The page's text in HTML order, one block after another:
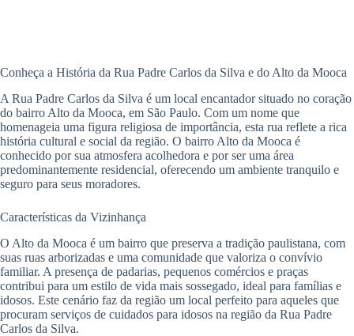
Conheça a História da Rua Padre Carlos da Silva e do Alto da Mooca
A Rua Padre Carlos da Silva é um local encantador situado no coração
do bairro Alto da Mooca, em São Paulo. Com um nome que
homenageia uma figura religiosa de importância, esta rua reflete a rica
história cultural e social da região. O bairro Alto da Mooca é
conhecido por sua atmosfera acolhedora e por ser uma área
predominantemente residencial, oferecendo um ambiente tranquilo e
seguro para seus moradores.
Características da Vizinhança
O Alto da Mooca é um bairro que preserva a tradição paulistana, com
suas ruas arborizadas e uma comunidade que valoriza o convívio
familiar. A presença de padarias, pequenos comércios e praças
contribui para um estilo de vida mais sossegado, ideal para famílias e
idosos. Este cenário faz da região um local perfeito para aqueles que
procuram serviços de cuidados para idosos na região da Rua Padre
Carlos da Silva.